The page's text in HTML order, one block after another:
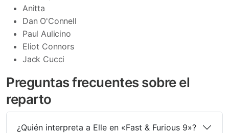
Anitta
Dan O'Connell
Paul Aulicino
Eliot Connors
Jack Cucci
Preguntas frecuentes sobre el
reparto
¿Quién interpreta a Elle en «Fast & Furious 9»?